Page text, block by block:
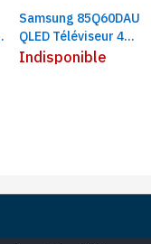
Samsung 85Q60DAU
QLED Téléviseur 4K
HDR Smart TV |
Indisponible